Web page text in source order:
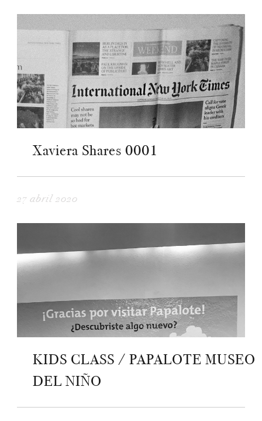
Xaviera Shares 0001
27 abril 2020
KIDS CLASS / PAPALOTE MUSEO
DEL NIÑO